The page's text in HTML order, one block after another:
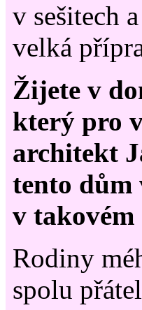
v sešitech
velká
Žijete v
který pro
architekt
tento dům
v takovém
Rodiny
spolu